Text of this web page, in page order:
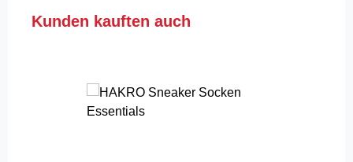
Produktgalerie überspringen
Kunden kauften auch